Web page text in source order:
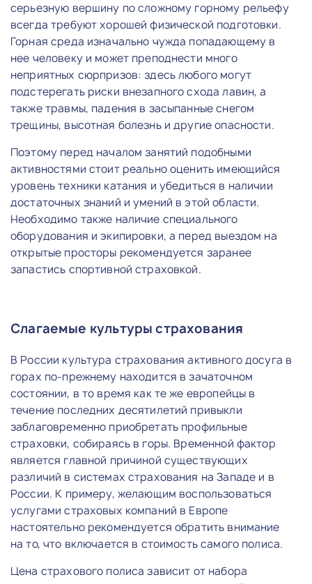
серьезную вершину по сложному горному рельефу
всегда требуют хорошей физической подготовки.
Горная среда изначально чужда попадающему в
нее человеку и может преподнести много
неприятных сюрпризов: здесь любого могут
подстерегать риски внезапного схода лавин, а
также травмы, падения в засыпанные снегом
трещины, высотная болезнь и другие опасности.
Поэтому перед началом занятий подобными
активностями стоит реально оценить имеющийся
уровень техники катания и убедиться в наличии
достаточных знаний и умений в этой области.
Необходимо также наличие специального
оборудования и экипировки, а перед выездом на
открытые просторы рекомендуется заранее
запастись спортивной страховкой.
Слагаемые культуры страхования
В России культура страхования активного досуга в
горах по-прежнему находится в зачаточном
состоянии, в то время как те же европейцы в
течение последних десятилетий привыкли
заблаговременно приобретать профильные
страховки, собираясь в горы. Временной фактор
является главной причиной существующих
различий в системах страхования на Западе и в
России. К примеру, желающим воспользоваться
услугами страховых компаний в Европе
настоятельно рекомендуется обратить внимание
на то, что включается в стоимость самого полиса.
Цена страхового полиса зависит от набора